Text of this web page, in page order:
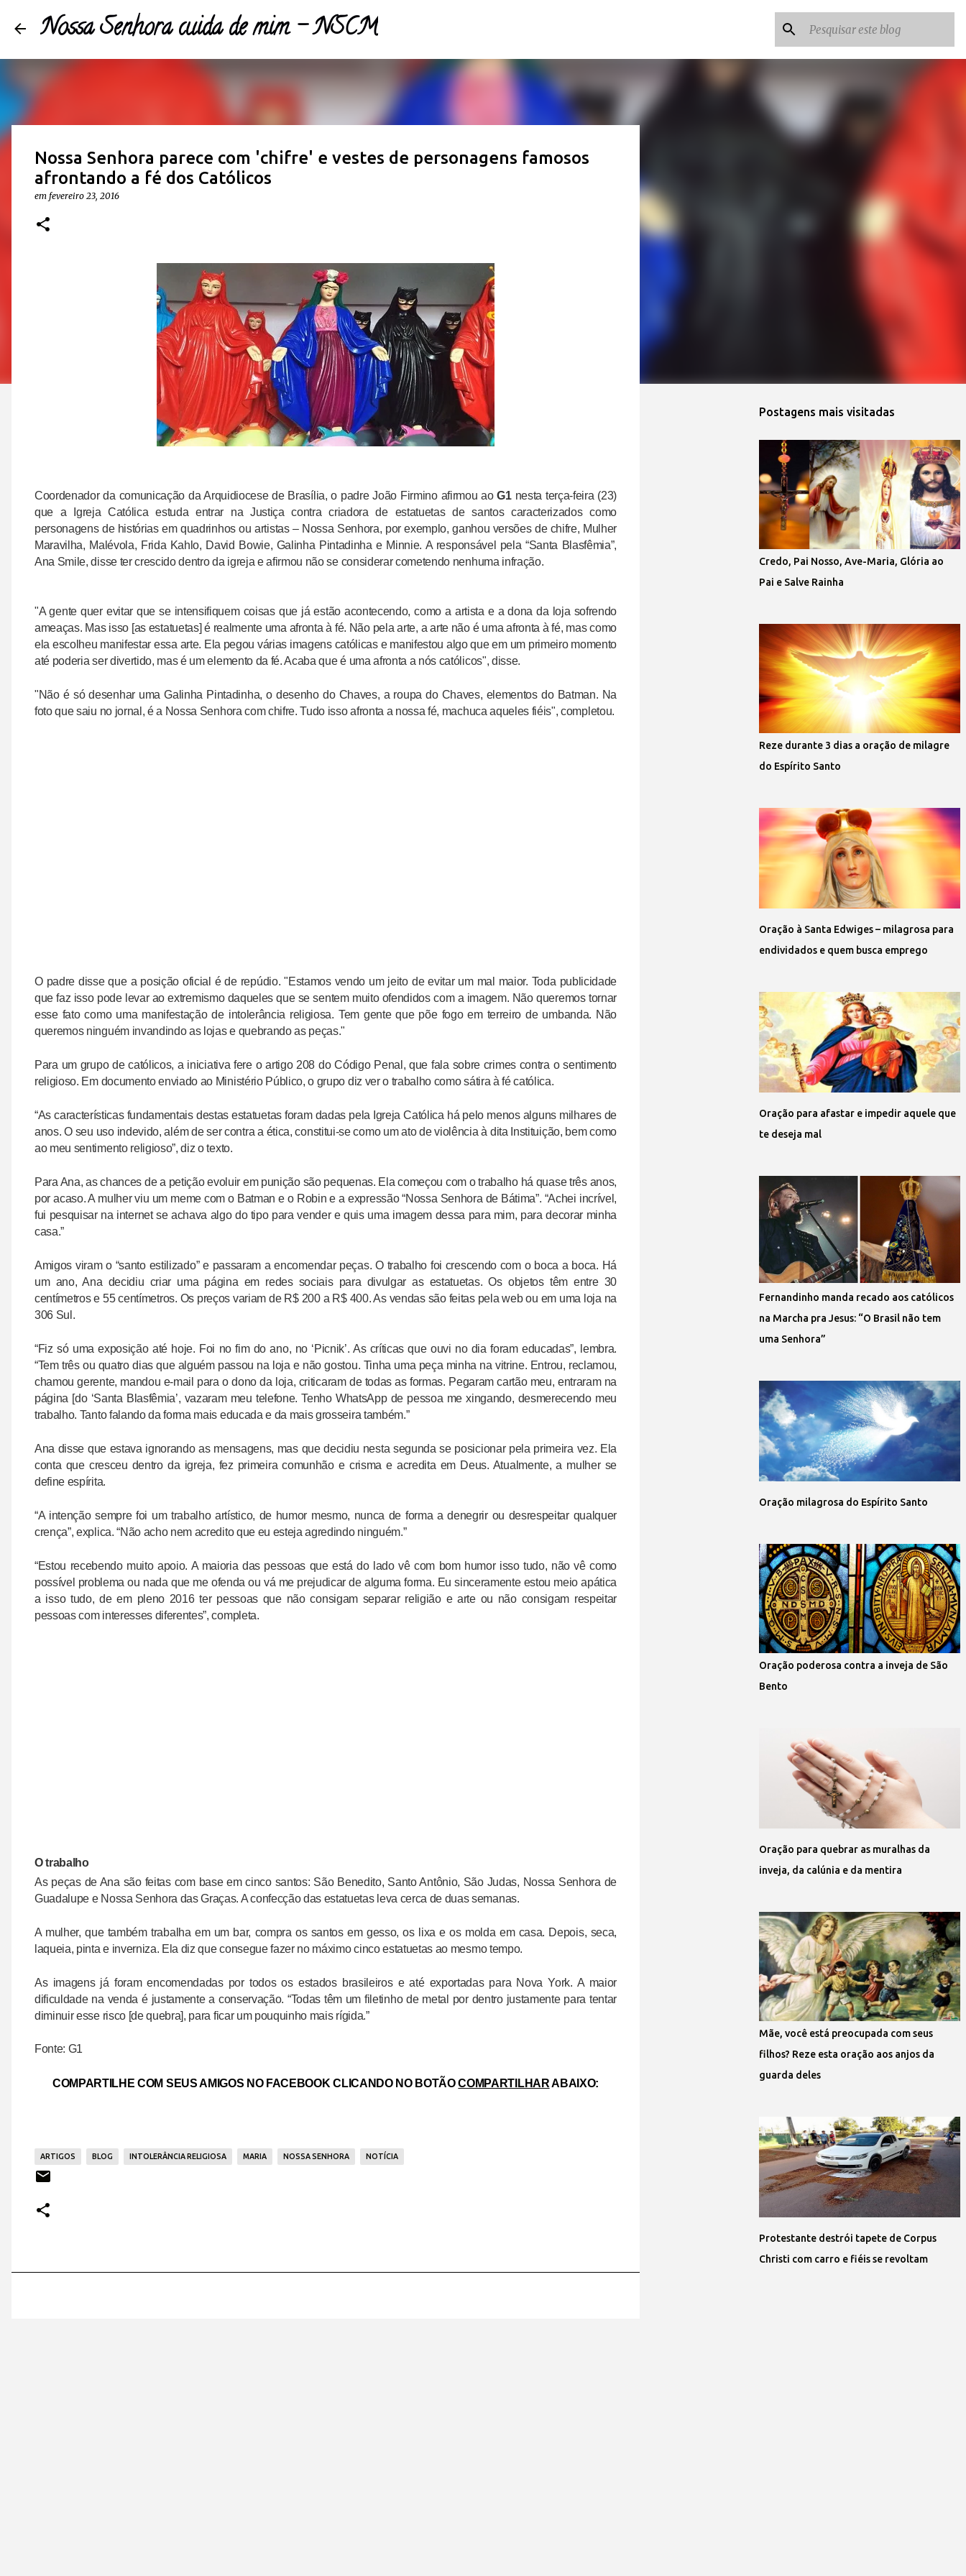
Nossa Senhora cuida de mim - NSCM
Nossa Senhora parece com 'chifre' e vestes de personagens famosos
afrontando a fé dos Católicos
em fevereiro 23, 2016
Coordenador da comunicação da Arquidiocese de Brasília, o padre João Firmino afirmou aoG1 nesta terça-feira (23)
que a Igreja Católica estuda entrar na Justiça contra criadora de estatuetas de santos caracterizados como
personagens de histórias em quadrinhos ou artistas – Nossa Senhora, por exemplo, ganhou versões de chifre, Mulher
Maravilha, Malévola, Frida Kahlo, David Bowie, Galinha Pintadinha e Minnie. A responsável pela “Santa Blasfêmia”,
Ana Smile, disse ter crescido dentro da igreja e afirmou não se considerar cometendo nenhuma infração.
"A gente quer evitar que se intensifiquem coisas que já estão acontecendo, como a artista e a dona da loja sofrendo
ameaças. Mas isso [as estatuetas] é realmente uma afronta à fé. Não pela arte, a arte não é uma afronta à fé, mas como
ela escolheu manifestar essa arte. Ela pegou várias imagens católicas e manifestou algo que em um primeiro momento
até poderia ser divertido, mas é um elemento da fé. Acaba que é uma afronta a nós católicos", disse.
"Não é só desenhar uma Galinha Pintadinha, o desenho do Chaves, a roupa do Chaves, elementos do Batman. Na
foto que saiu no jornal, é a Nossa Senhora com chifre. Tudo isso afronta a nossa fé, machuca aqueles fiéis", completou.
O padre disse que a posição oficial é de repúdio. "Estamos vendo um jeito de evitar um mal maior. Toda publicidade
que faz isso pode levar ao extremismo daqueles que se sentem muito ofendidos com a imagem. Não queremos tornar
esse fato como uma manifestação de intolerância religiosa. Tem gente que põe fogo em terreiro de umbanda. Não
queremos ninguém invandindo as lojas e quebrando as peças."
Para um grupo de católicos, a iniciativa fere o artigo 208 do Código Penal, que fala sobre crimes contra o sentimento
religioso. Em documento enviado ao Ministério Público, o grupo diz ver o trabalho como sátira à fé católica.
“As características fundamentais destas estatuetas foram dadas pela Igreja Católica há pelo menos alguns milhares de
anos. O seu uso indevido, além de ser contra a ética, constitui-se como um ato de violência à dita Instituição, bem como
ao meu sentimento religioso”, diz o texto.
Para Ana, as chances de a petição evoluir em punição são pequenas. Ela começou com o trabalho há quase três anos,
por acaso. A mulher viu um meme com o Batman e o Robin e a expressão “Nossa Senhora de Bátima”. “Achei incrível,
fui pesquisar na internet se achava algo do tipo para vender e quis uma imagem dessa para mim, para decorar minha
casa.”
Amigos viram o “santo estilizado” e passaram a encomendar peças. O trabalho foi crescendo com o boca a boca. Há
um ano, Ana decidiu criar uma página em redes sociais para divulgar as estatuetas. Os objetos têm entre 30
centímetros e 55 centímetros. Os preços variam de R$ 200 a R$ 400. As vendas são feitas pela web ou em uma loja na
306 Sul.
“Fiz só uma exposição até hoje. Foi no fim do ano, no ‘Picnik’. As críticas que ouvi no dia foram educadas”, lembra.
“Tem três ou quatro dias que alguém passou na loja e não gostou. Tinha uma peça minha na vitrine. Entrou, reclamou,
chamou gerente, mandou e-mail para o dono da loja, criticaram de todas as formas. Pegaram cartão meu, entraram na
página [do ‘Santa Blasfêmia’, vazaram meu telefone. Tenho WhatsApp de pessoa me xingando, desmerecendo meu
trabalho. Tanto falando da forma mais educada e da mais grosseira também.”
Ana disse que estava ignorando as mensagens, mas que decidiu nesta segunda se posicionar pela primeira vez. Ela
conta que cresceu dentro da igreja, fez primeira comunhão e crisma e acredita em Deus. Atualmente, a mulher se
define espírita.
“A intenção sempre foi um trabalho artístico, de humor mesmo, nunca de forma a denegrir ou desrespeitar qualquer
crença”, explica. “Não acho nem acredito que eu esteja agredindo ninguém.”
“Estou recebendo muito apoio. A maioria das pessoas que está do lado vê com bom humor isso tudo, não vê como
possível problema ou nada que me ofenda ou vá me prejudicar de alguma forma. Eu sinceramente estou meio apática
a isso tudo, de em pleno 2016 ter pessoas que não consigam separar religião e arte ou não consigam respeitar
pessoas com interesses diferentes”, completa.
O trabalho
As peças de Ana são feitas com base em cinco santos: São Benedito, Santo Antônio, São Judas, Nossa Senhora de
Guadalupe e Nossa Senhora das Graças. A confecção das estatuetas leva cerca de duas semanas.
A mulher, que também trabalha em um bar, compra os santos em gesso, os lixa e os molda em casa. Depois, seca,
laqueia, pinta e inverniza. Ela diz que consegue fazer no máximo cinco estatuetas ao mesmo tempo.
As imagens já foram encomendadas por todos os estados brasileiros e até exportadas para Nova York. A maior
dificuldade na venda é justamente a conservação. “Todas têm um filetinho de metal por dentro justamente para tentar
diminuir esse risco [de quebra], para ficar um pouquinho mais rígida.”
Fonte: G1
COMPARTILHE COM SEUS AMIGOS NO FACEBOOK CLICANDO NO BOTÃOCOMPARTILHARABAIXO:
ARTIGOS BLOG INTOLERÂNCIA RELIGIOSA MARIA NOSSA SENHORA NOTÍCIA
Postagens mais visitadas
Credo, Pai Nosso, Ave-Maria, Glória ao
Pai e Salve Rainha
Reze durante 3 dias a oração de milagre
do Espírito Santo
Oração à Santa Edwiges – milagrosa para
endividados e quem busca emprego
Oração para afastar e impedir aquele que
te deseja mal
Fernandinho manda recado aos católicos
na Marcha pra Jesus: “O Brasil não tem
uma Senhora”
Oração milagrosa do Espírito Santo
Oração poderosa contra a inveja de São
Bento
Oração para quebrar as muralhas da
inveja, da calúnia e da mentira
Mãe, você está preocupada com seus
filhos? Reze esta oração aos anjos da
guarda deles
Protestante destrói tapete de Corpus
Christi com carro e fiéis se revoltam